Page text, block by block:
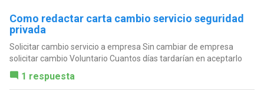
Como redactar carta cambio servicio seguridad
privada
Solicitar cambio servicio a empresa Sin cambiar de empresa
solicitar cambio Voluntario Cuantos días tardarían en aceptarlo
1 respuesta